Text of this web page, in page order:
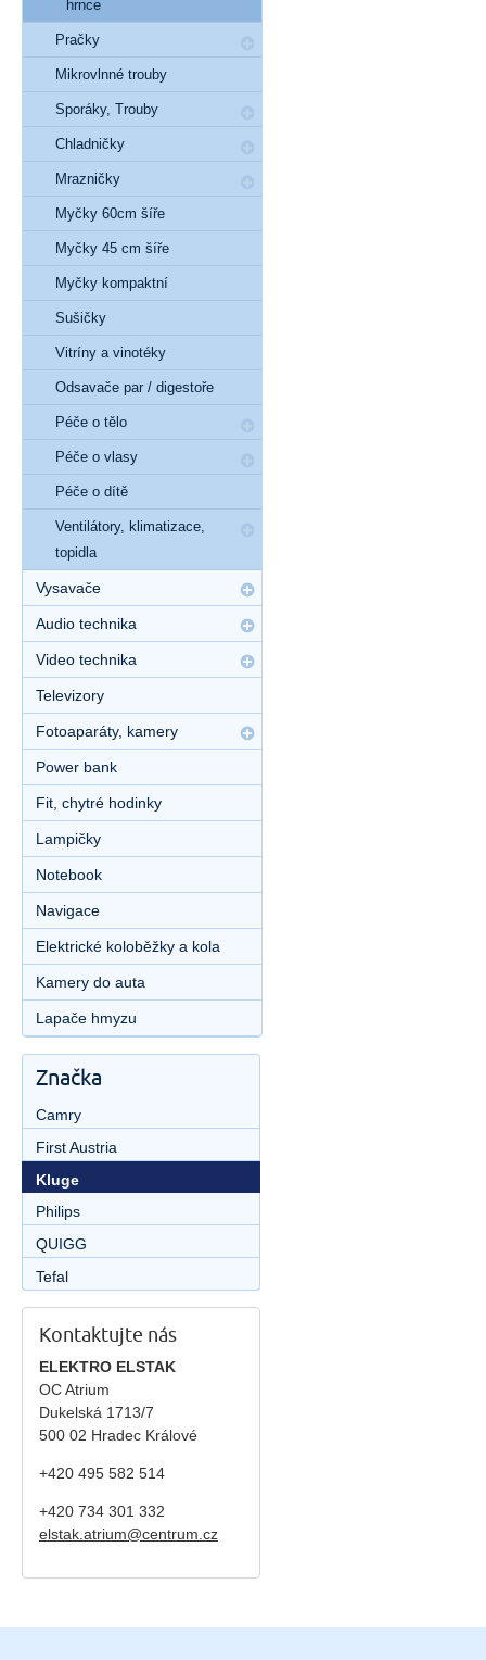
hrnce
Pračky
Mikrovlnné trouby
Sporáky, Trouby
Chladničky
Mrazničky
Myčky 60cm šíře
Myčky 45 cm šíře
Myčky kompaktní
Sušičky
Vitríny a vinotéky
Odsavače par / digestoře
Péče o tělo
Péče o vlasy
Péče o dítě
Ventilátory, klimatizace,
topidla
Vysavače
Audio technika
Video technika
Televizory
Fotoaparáty, kamery
Power bank
Fit, chytré hodinky
Lampičky
Notebook
Navigace
Elektrické koloběžky a kola
Kamery do auta
Lapače hmyzu
Značka
Camry
First Austria
Kluge
Philips
QUIGG
Tefal
Kontaktujte nás
ELEKTRO ELSTAK
OC Atrium
Dukelská 1713/7
500 02 Hradec Králové
+420 495 582 514
+420 734 301 332
elstak.atrium@centrum.cz